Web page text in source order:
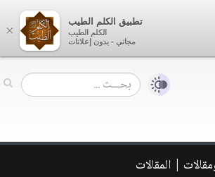
| المقالات
×
تطبيق الكلم الطيب
الكلم الطيب
مجاني - بدون إعلانات